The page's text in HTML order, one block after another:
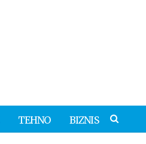
TEHNO BIZNIS